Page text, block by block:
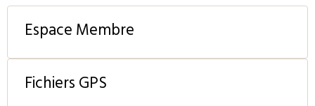
Espace Membre
Fichiers GPS